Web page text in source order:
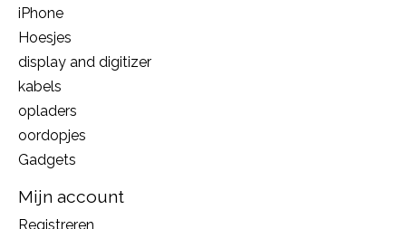
iPhone
Hoesjes
display and digitizer
kabels
opladers
oordopjes
Gadgets
Mijn account
Registreren